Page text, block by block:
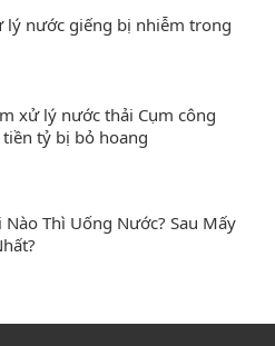
lý nước giếng bị nhiễm trong
xử lý nước thải Cụm công
tiền tỷ bị bỏ hoang
Nào Thì Uống Nước? Sau Mấy